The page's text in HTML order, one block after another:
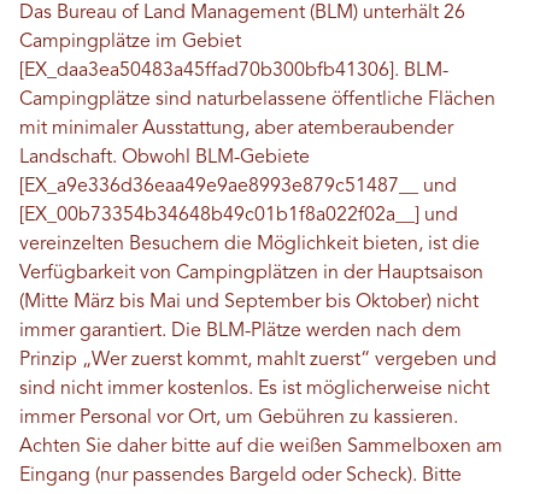
Das Bureau of Land Management (BLM) unterhält 26
Campingplätze im Gebiet
[EX_daa3ea50483a45ffad70b300bfb41306]. BLM-
Campingplätze sind naturbelassene öffentliche Flächen
mit minimaler Ausstattung, aber atemberaubender
Landschaft. Obwohl BLM-Gebiete
[EX_a9e336d36eaa49e9ae8993e879c51487__ und
[EX_00b73354b34648b49c01b1f8a022f02a__] und
vereinzelten Besuchern die Möglichkeit bieten, ist die
Verfügbarkeit von Campingplätzen in der Hauptsaison
(Mitte März bis Mai und September bis Oktober) nicht
immer garantiert. Die BLM-Plätze werden nach dem
Prinzip „Wer zuerst kommt, mahlt zuerst“ vergeben und
sind nicht immer kostenlos. Es ist möglicherweise nicht
immer Personal vor Ort, um Gebühren zu kassieren.
Achten Sie daher bitte auf die weißen Sammelboxen am
Eingang (nur passendes Bargeld oder Scheck). Bitte